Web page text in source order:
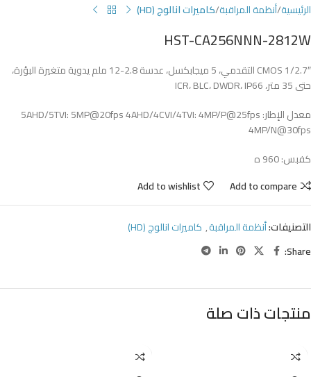
الرئيسية أنظمة المراقبة كاميرات انالوج (HD)
HST-CA256NNN-2812W
1/2.7″ CMOS التقدمي، 5 ميجابكسل، عدسة 2.8-12 ملم يدوية متغيرة البؤرة،
حتى 35 متر، ICR، BLC، DWDR، IP66
معدل الإطار: 5AHD/5TVI: 5MP@20fps 4AHD/4CVI/4TVI: 4MP/P@25fps
4MP/N@30fps
كفبس: 960 ه
Add to compare
Add to wishlist
التصنيفات:أنظمة المراقبة, كاميرات انالوج (HD)
Share:
منتجات ذات صلة